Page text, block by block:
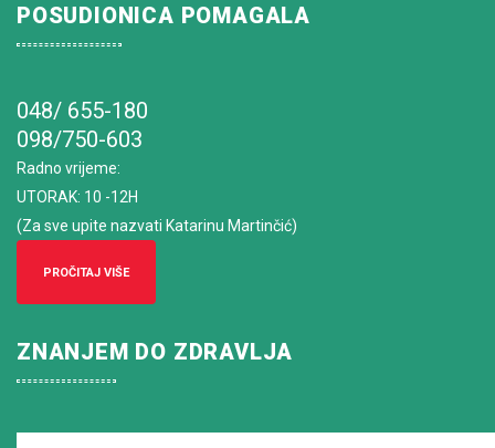
POSUDIONICA POMAGALA
048/ 655-180
098/750-603
Radno vrijeme:
UTORAK: 10 -12H
(Za sve upite nazvati Katarinu Martinčić)
PROČITAJ VIŠE
ZNANJEM DO ZDRAVLJA